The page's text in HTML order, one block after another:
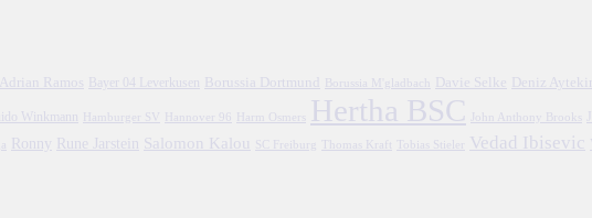
Adrian Ramos Bayer 04 Leverkusen Borussia Dortmund Borussia M'gladbach Davie Selke Deniz Aytekin
Winkmann Hamburger SV Hertha BSC
Ronny Rune Jarstein Salomon Kalou SC Freiburg Thomas Kraft Tobias Stieler Vedad Ibisevic